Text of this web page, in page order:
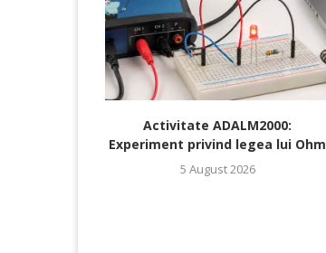
Activitate ADALM2000:
Experiment privind legea lui Ohm
5 August 2026